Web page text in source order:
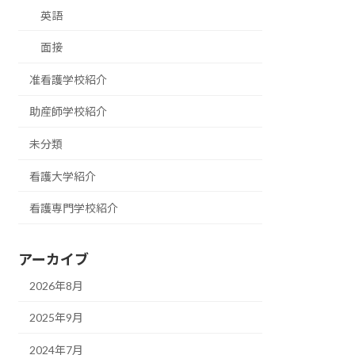
英語
面接
准看護学校紹介
助産師学校紹介
未分類
看護大学紹介
看護専門学校紹介
アーカイブ
2026年8月
2025年9月
2024年7月